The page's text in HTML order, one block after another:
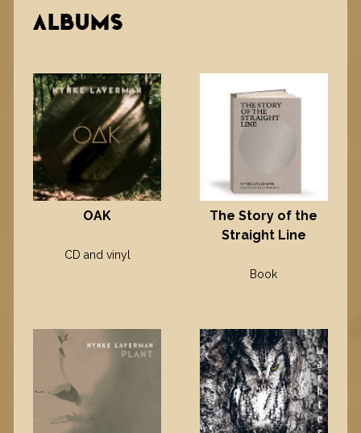
ALBUMS
OAK
CD and vinyl
The Story of the
Straight Line
Book